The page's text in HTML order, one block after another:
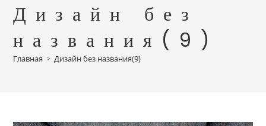
Дизайн без
названия(9)
Главная > Дизайн без названия(9)